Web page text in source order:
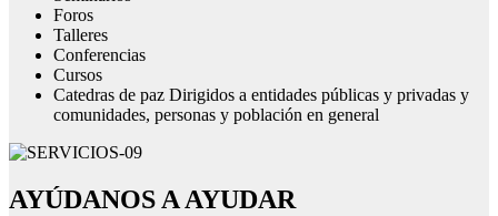
Foros
Talleres
Conferencias
Cursos
Catedras de paz Dirigidos a entidades públicas y privadas y
comunidades, personas y población en general
AYÚDANOS A AYUDAR